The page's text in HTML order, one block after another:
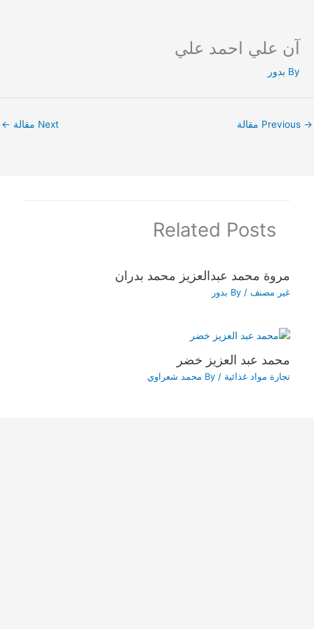
content
آن علي احمد علي
By بدور
→ Next مقالة ←
Related Posts
مروة محمد عبدالعزيز محمد بدران
غير مصنف / By بدور
محمد عبد العزيز خضر
تجارة مواد غذائية / By محمد شعراوي